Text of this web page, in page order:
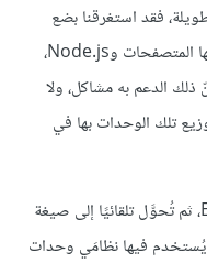
فقد استغرقنا بضع
سنين بعد الاستقرار على الصياغة كي تدعمها المتصفحات وNode.js،
الدعم به مشاكل، ولا
تلك الوحدات بها في
تُكتب مشاريع عديدة باستخدام وحدات ES، ثم تُحوَّل تلقائيًا إلى صيغة
يُستخدم فيها نظامَي وحدات